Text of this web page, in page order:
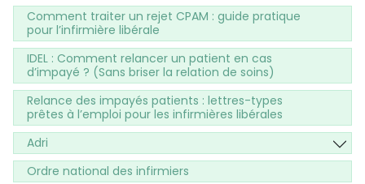
Comment traiter un rejet CPAM : guide pratique
pour l’infirmière libérale
IDEL : Comment relancer un patient en cas
d’impayé ? (Sans briser la relation de soins)
Relance des impayés patients : lettres-types
prêtes à l’emploi pour les infirmières libérales
Adri
Ordre national des infirmiers